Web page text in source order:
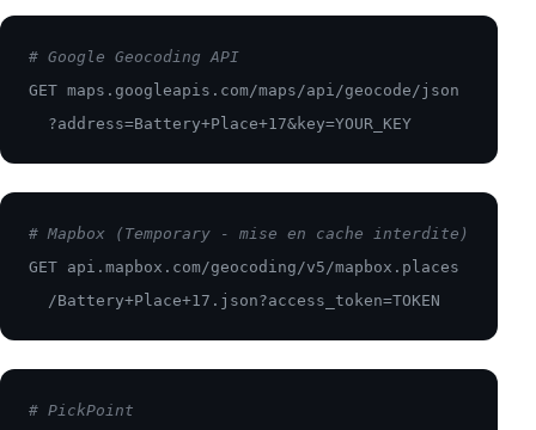
# Google Geocoding API
GET maps.googleapis.com/maps/api/geocode/json
  ?address=Battery+Place+17&key=YOUR_KEY
# Mapbox (Temporary - mise en cache interdite)
GET api.mapbox.com/geocoding/v5/mapbox.places
  /Battery+Place+17.json?access_token=TOKEN
# PickPoint